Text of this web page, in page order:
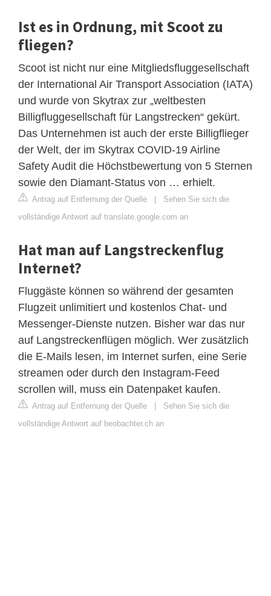
Ist es in Ordnung, mit Scoot zu
fliegen?
Scoot ist nicht nur eine Mitgliedsfluggesellschaft
der International Air Transport Association (IATA)
und wurde von Skytrax zur „weltbesten
Billigfluggesellschaft für Langstrecken“ gekürt.
Das Unternehmen ist auch der erste Billigflieger
der Welt, der im Skytrax COVID-19 Airline
Safety Audit die Höchstbewertung von 5 Sternen
sowie den Diamant-Status von … erhielt.
Antrag auf Entfernung der Quelle | Sehen Sie sich die
vollständige Antwort auf translate.google.com an
Hat man auf Langstreckenflug
Internet?
Fluggäste können so während der gesamten
Flugzeit unlimitiert und kostenlos Chat- und
Messenger-Dienste nutzen. Bisher war das nur
auf Langstreckenflügen möglich. Wer zusätzlich
die E-Mails lesen, im Internet surfen, eine Serie
streamen oder durch den Instagram-Feed
scrollen will, muss ein Datenpaket kaufen.
Antrag auf Entfernung der Quelle | Sehen Sie sich die
vollständige Antwort auf beobachter.ch an